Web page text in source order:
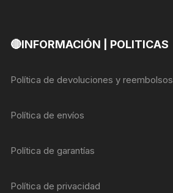
🔴INFORMACIÓN | POLITICAS
Política de devoluciones y reembolsos
Política de envíos
Política de garantías
Política de privacidad